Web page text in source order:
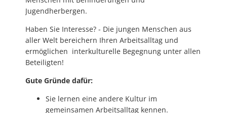
Jugendherbergen.
Haben Sie Interesse? - Die jungen Menschen aus
aller Welt bereichern Ihren Arbeitsalltag und
ermöglichen interkulturelle Begegnung unter allen
Beteiligten!
Gute Gründe dafür:
Sie lernen eine andere Kultur im
gemeinsamen Arbeitsalltag kennen.